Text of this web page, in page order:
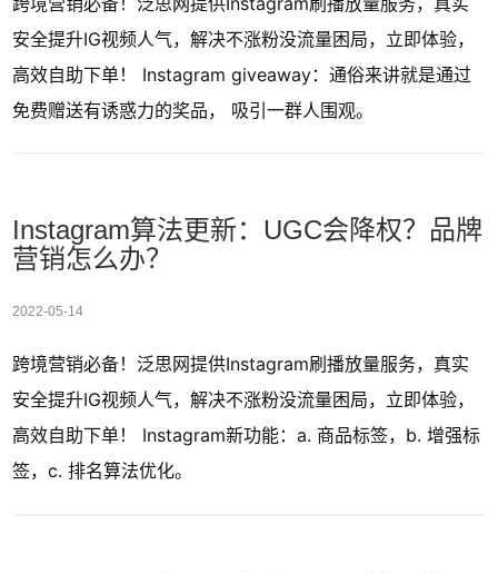
安全提升IG视频人气，解决不涨粉没流量困局，立即体验，
高效自助下单！ Instagram giveaway：通俗来讲就是通过
免费赠送有诱惑力的奖品， 吸引一群人围观。
Instagram算法更新：UGC会降权？品牌
营销怎么办？
2022-05-14
跨境营销必备！泛思网提供Instagram刷播放量服务，真实
安全提升IG视频人气，解决不涨粉没流量困局，立即体验，
高效自助下单！ Instagram新功能：a. 商品标签，b. 增强标
签，c. 排名算法优化。